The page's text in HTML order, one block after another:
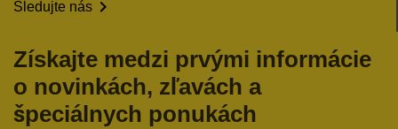
Sledujte nás 
Získajte medzi prvými informácie
o novinkách, zľavách a
špeciálnych ponukách